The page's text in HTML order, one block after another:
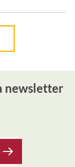
newsletter